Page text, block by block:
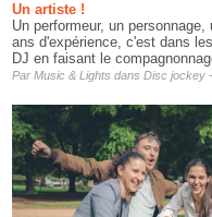
Un artiste !
Un performeur, un
ans d'expérience, c'est dans
DJ en faisant le
Par Music & Lights dans Disc jockey